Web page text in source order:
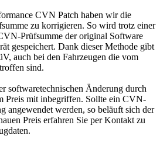
CVN Patch haben wir die
zu korrigieren. So wird trotz einer
Prüfsumme der original Software
gespeichert. Dank dieser Methode gibt
auch bei den Fahrzeugen die vom
sind.
softwaretechnischen Änderung durch
Preis mit inbegriffen. Sollte ein CVN-
angewendet werden, so beläuft sich der
Preis erfahren Sie per Kontakt zu